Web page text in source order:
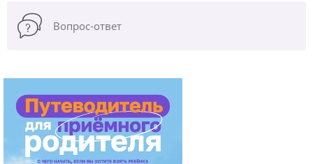
Вопрос-ответ